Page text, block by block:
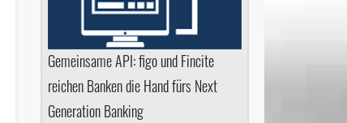
Gemeinsame API: figo und Fincite
reichen Banken die Hand fürs Next
Generation Banking